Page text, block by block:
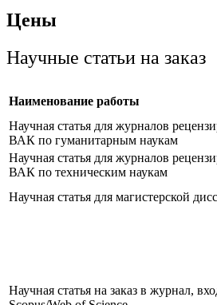
Цены
Научные статьи на заказ
Наименование работы
Научная статья для журналов
ВАК по гуманитарным наукам
Научная статья для журналов
ВАК по техническим наукам
Научная статья для магистерской
Научная статья на заказ в журнал,